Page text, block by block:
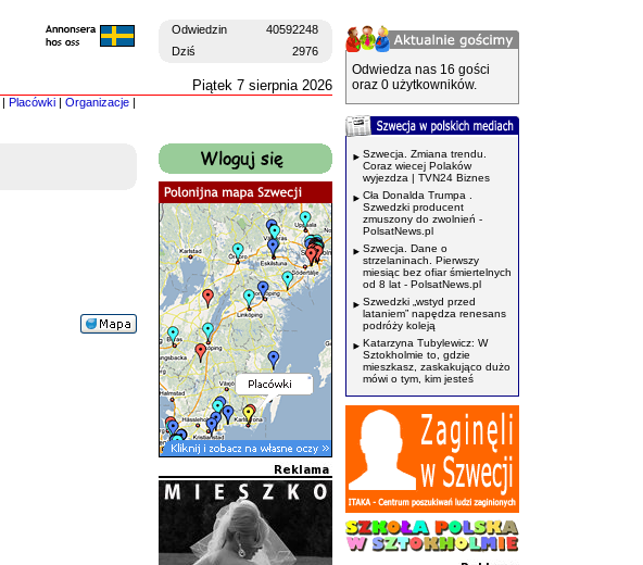
Odwiedzin
40592248
Dziś
2976
Piątek 7 sierpnia 2026
| Placówki | Organizacje |
Odwiedza nas 16 gości
oraz 0 użytkowników.
Szwecja. Zmiana trendu.
Coraz wiecej Polaków
wyjezdza | TVN24 Biznes
Cła Donalda Trumpa .
Szwedzki producent
zmuszony do zwolnień -
PolsatNews.pl
Szwecja. Dane o
strzelaninach. Pierwszy
miesiąc bez ofiar śmiertelnych
od 8 lat - PolsatNews.pl
Szwedzki „wstyd przed
lataniem” napędza renesans
podróży koleją
Katarzyna Tubylewicz: W
Sztokholmie to, gdzie
mieszkasz, zaskakująco dużo
mówi o tym, kim jesteś